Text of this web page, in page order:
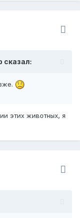
сказал:
этих животных, я